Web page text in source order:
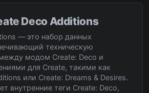
Deco Additions
— это набор данных
техническую
модом Create: Deco и
для Create, такими как
или Create: Dreams & Desires.
внутренние теги Create: Deco,